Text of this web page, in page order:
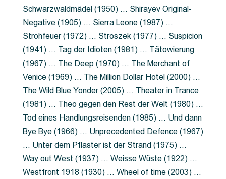
Schwarzwaldmädel (1950) … Shirayev Original-
Negative (1905) … Sierra Leone (1987) …
Strohfeuer (1972) … Stroszek (1977) … Suspicion
(1941) … Tag der Idioten (1981) … Tätowierung
(1967) … The Deep (1970) … The Merchant of
Venice (1969) … The Million Dollar Hotel (2000) …
The Wild Blue Yonder (2005) … Theater in Trance
(1981) … Theo gegen den Rest der Welt (1980) …
Tod eines Handlungsreisenden (1985) … Und dann
Bye Bye (1966) … Unprecedented Defence (1967)
… Unter dem Pflaster ist der Strand (1975) …
Way out West (1937) … Weisse Wüste (1922) …
Westfront 1918 (1930) … Wheel of time (2003) …